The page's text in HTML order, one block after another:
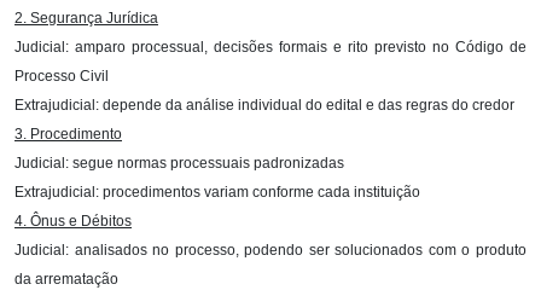
2. Segurança Jurídica
Judicial: amparo processual, decisões formais e rito previsto no Código de
Processo Civil
Extrajudicial: depende da análise individual do edital e das regras do credor
3. Procedimento
Judicial: segue normas processuais padronizadas
Extrajudicial: procedimentos variam conforme cada instituição
4. Ônus e Débitos
Judicial: analisados no processo, podendo ser solucionados com o produto
da arrematação